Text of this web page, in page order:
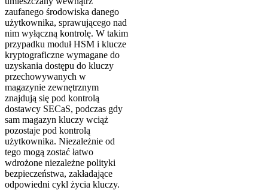
zaufanego środowiska danego
użytkownika, sprawującego nad
nim wyłączną kontrolę. W takim
przypadku moduł HSM i klucze
kryptograficzne wymagane do
uzyskania dostępu do kluczy
przechowywanych w
magazynie zewnętrznym
znajdują się pod kontrolą
dostawcy SECaS, podczas gdy
sam magazyn kluczy wciąż
pozostaje pod kontrolą
użytkownika. Niezależnie od
tego mogą zostać łatwo
wdrożone niezależne polityki
bezpieczeństwa, zakładające
odpowiedni cykl życia kluczy.